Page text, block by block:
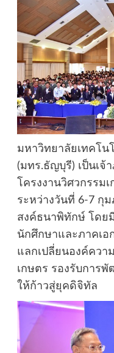
มหาวิทยาลัยเทคโ
(มทร.ธัญบุรี) เป็นเจ้
โครงงานวิศวกรรม
ระหว่างวันที่ 6-7 กุ
สงค์ธนาพิทักษ์ โดย
นักศึกษาและภาคเอ
แลกเปลี่ยนองค์ควา
เกษตร รองรับการ
ให้ก้าวสู่ยุคดิจิทัล